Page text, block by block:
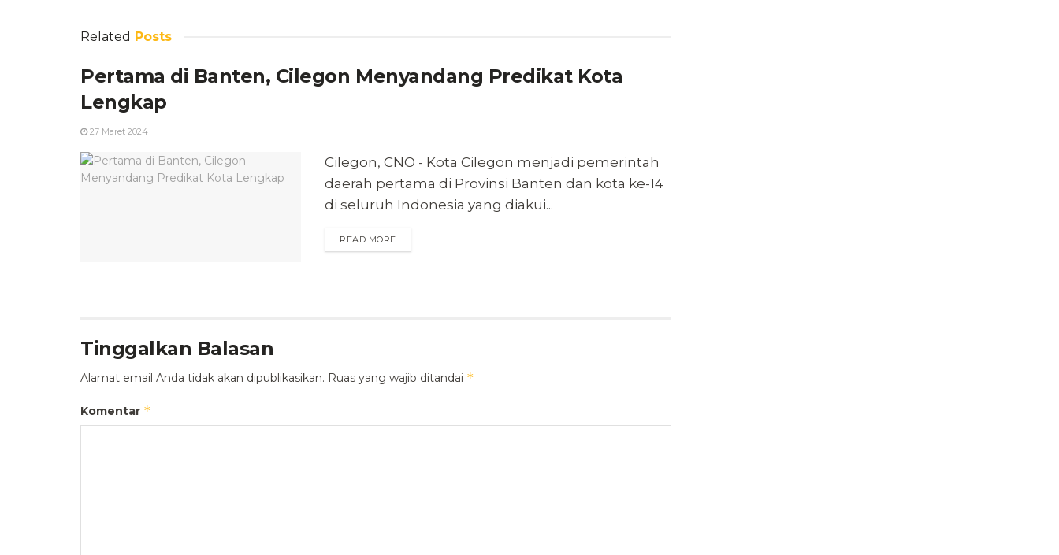
Related Posts
Pertama di Banten, Cilegon Menyandang Predikat Kota
Lengkap
27 Maret 2024
Cilegon, CNO - Kota Cilegon menjadi pemerintah
daerah pertama di Provinsi Banten dan kota ke-14
di seluruh Indonesia yang diakui...
READ MORE
Tinggalkan Balasan
Alamat email Anda tidak akan dipublikasikan. Ruas yang wajib ditandai *
Komentar *